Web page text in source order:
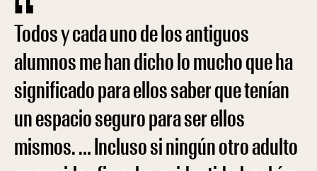
Todos y cada uno de los antiguos
alumnos me han dicho lo mucho que ha
significado para ellos saber que tenían
un espacio seguro para ser ellos
mismos. … Incluso si ningún otro adulto